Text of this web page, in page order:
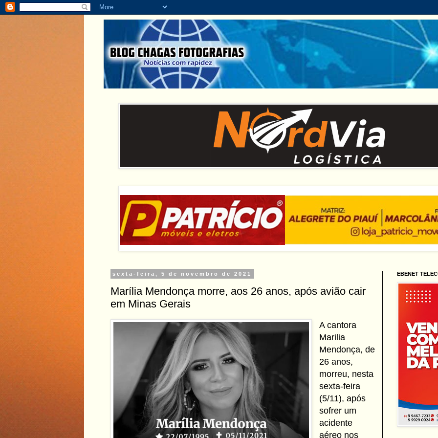
sexta-feira, 5 de novembro de 2021
Marília Mendonça morre, aos 26 anos, após avião cair
em Minas Gerais
A cantora
Marilia
Mendonça, de
26 anos,
morreu, nesta
sexta-feira
(5/11), após
sofrer um
acidente
aéreo nos
EBENET